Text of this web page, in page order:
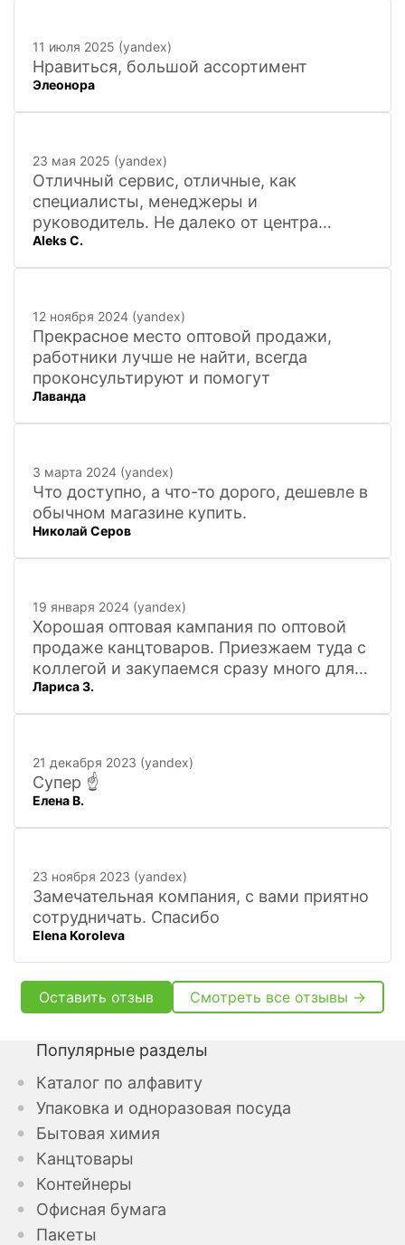
11 июля 2025 (yandex)
Нравиться, большой ассортимент
Элеонора
23 мая 2025 (yandex)
Отличный сервис, отличные, как
специалисты, менеджеры и
руководитель. Не далеко от центра
города, 20 минут
Aleks C.
12 ноября 2024 (yandex)
Прекрасное место оптовой продажи,
работники лучше не найти, всегда
проконсультируют и помогут
Лаванда
3 марта 2024 (yandex)
Что доступно, а что-то дорого, дешевле в
обычном магазине купить.
Николай Серов
19 января 2024 (yandex)
Хорошая оптовая кампания по оптовой
продаже канцтоваров. Приезжаем туда с
коллегой и закупаемся сразу много для
офиса. Удобно. Есть практически всё, что
нужно, и по хорошим ценам. Вежливый
искать
Лариса З.
21 декабря 2023 (yandex)
Супер ☝️
Елена В.
23 ноября 2023 (yandex)
Замечательная компания, с вами приятно
сотрудничать. Спасибо
Elena Koroleva
Оставить отзыв Смотреть все отзывы →
Популярные разделы
Каталог по алфавиту
Упаковка и одноразовая посуда
Бытовая химия
Канцтовары
Контейнеры
Офисная бумага
Пакеты